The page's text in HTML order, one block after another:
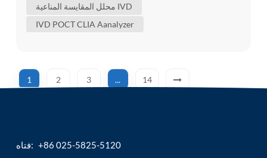
محلل المقايسة المناعية IVD
IVD POCT CLIA Aanalyzer
1 2 3 ... 14
فتاه: +86 025-5825-5120